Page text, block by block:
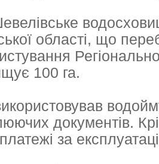
області, що
100 га.
документів.
платежі за